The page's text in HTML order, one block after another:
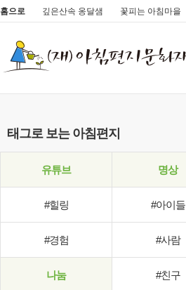
홈으로 깊은산속 옹달샘 꽃피는 아침마을
태그로 보는 아침편지
유튜브 명상
#힐링 #아이들
#경험 #사람
나눔 #친구